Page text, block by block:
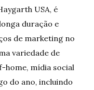
USA, é
duração e
de marketing no
variedade de
home, mídia social
do ano, incluindo